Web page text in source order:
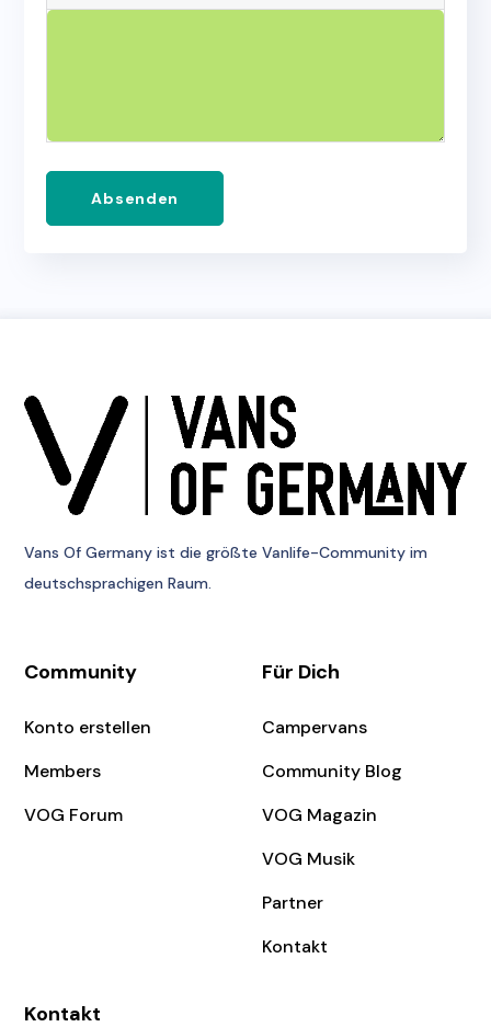
Absenden
Vans Of Germany ist die größte Vanlife-Community im
deutschsprachigen Raum.
Community
Konto erstellen
Members
VOG Forum
Für Dich
Campervans
Community Blog
VOG Magazin
VOG Musik
Partner
Kontakt
Kontakt